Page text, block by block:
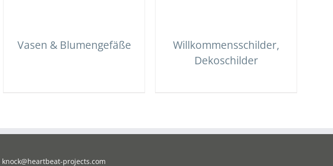
Vasen & Blumengefäße
Willkommensschilder,
Dekoschilder
knock@heartbeat-projects.com